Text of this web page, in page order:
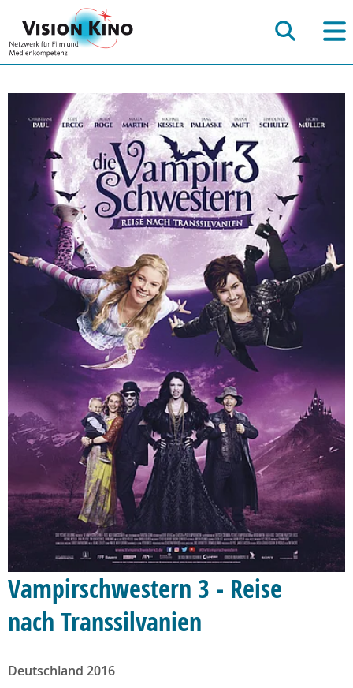
Vampirschwestern 3 - Reise
nach Transsilvanien
Deutschland 2016